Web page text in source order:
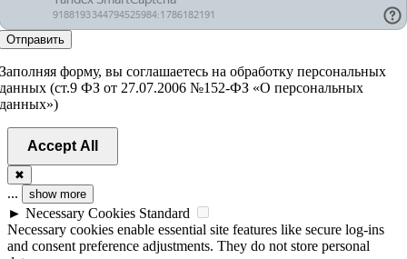
Отправить
Заполняя форму, вы соглашаетесь на обработку персональных
данных (ст.9 ФЗ от 27.07.2006 №152-ФЗ «О персональных
данных»)
Accept All
✖
... show more
► Necessary Cookies Standard
Necessary cookies enable essential site features like secure log-ins
and consent preference adjustments. They do not store personal